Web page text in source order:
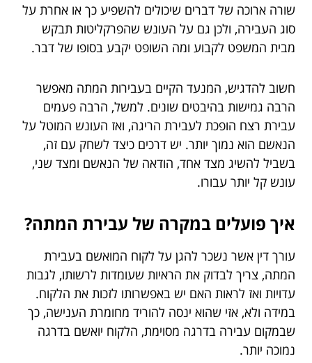
שורה ארוכה של דברים שיכולים להשפיע כך או אחרת על
סוג העבירה, ולכן גם על העונש שהפרקליטות תבקש
מבית המשפט לקבוע ומה השופט יקבע בסופו של דבר.
חשוב להדגיש, המנעד הקיים בעבירות המתה מאפשר
הרבה גמישות בהיבטים שונים. למשל, הרבה פעמים
עבירת רצח הופכת לעבירת הריגה, ואז העונש המוטל על
הנאשם הוא נמוך יותר. יש דרכים כיצד לשחק עם זה,
בשביל להשיג מצד אחד, הודאה של הנאשם ומצד שני,
עונש קל יותר עבורו.
איך פועלים במקרה של עבירת המתה?
עורך דין אשר נשכר להגן על לקוח המואשם בעבירת
המתה, צריך לבדוק את הראיות שעומדות לרשותו, לגבות
עדויות ואז לראות האם יש באפשרותו לזכות את הלקוח.
במידה ולא, אזי שהוא ינסה להוריד מחומרת הענישה, כך
שבמקום עבירה בדרגה מסוימת, הלקוח יואשם בדרגה
נמוכה יותר.